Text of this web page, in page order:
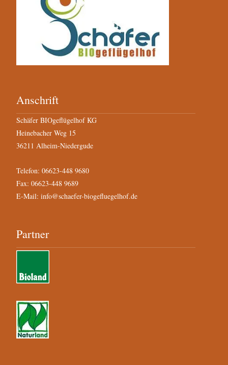
Anschrift
Schäfer BIOgeflügelhof KG
Heinebacher Weg 15
36211 Alheim-Niedergude
Telefon: 06623-448 9680
Fax: 06623-448 9689
E-Mail: info@schaefer-biogefluegelhof.de
Partner